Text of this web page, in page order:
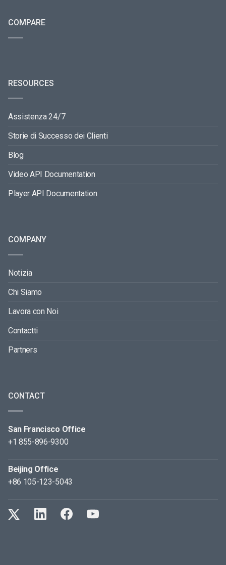
COMPARE
RESOURCES
Assistenza 24/7
Storie di Successo dei Clienti
Blog
Video API Documentation
Player API Documentation
COMPANY
Notizia
Chi Siamo
Lavora con Noi
Contactti
Partners
CONTACT
San Francisco Office
+1 855-896-9300
Beijing Office
+86 105-123-5043